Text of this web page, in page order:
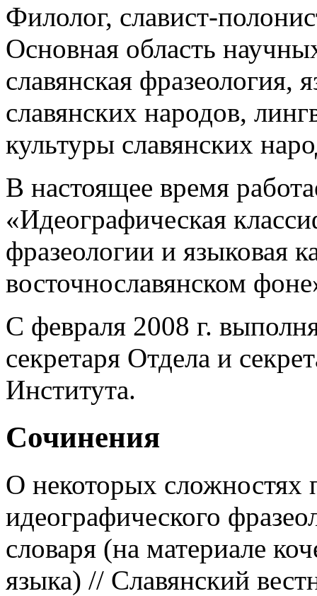
Филолог, славист-
Основная область
славянская фразеология,
славянских народов,
культуры славянских
В настоящее время
«Идеографическая
фразеологии и языковая
восточнославянском
С февраля 2008 г.
секретаря Отдела и
Института.
Сочинения
О некоторых сложностях
идеографического
словаря (на материале
языка) // Славянский